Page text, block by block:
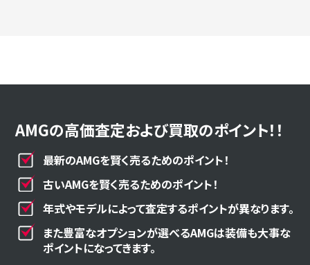
AMGの高価査定および買取のポイント！！
最新のAMGを賢く売るためのポイント！
古いAMGを賢く売るためのポイント！
年式やモデルによって査定するポイントが異なります。
また豊富なオプションが選べるAMGは装備も大事な
ポイントになってきます。